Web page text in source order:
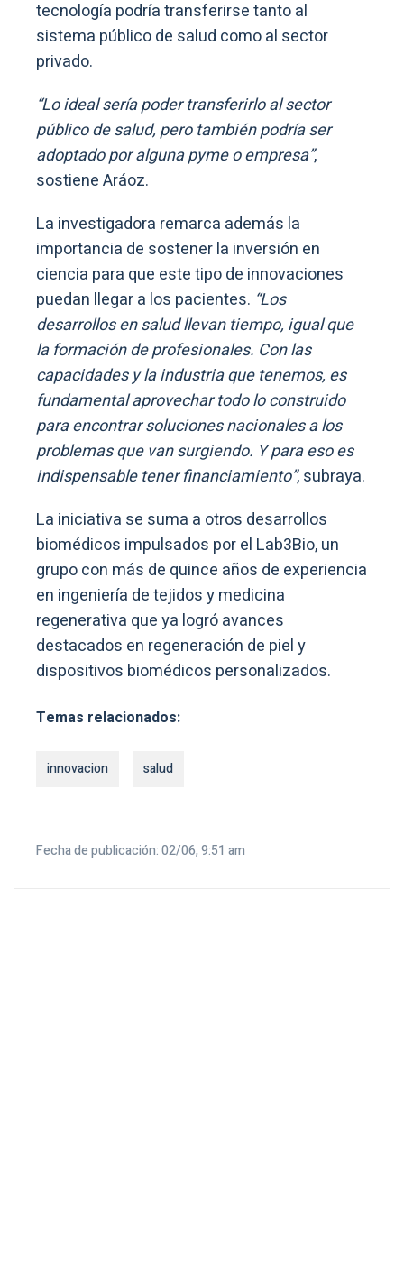
tecnología podría transferirse tanto al
sistema público de salud como al sector
privado.
“Lo ideal sería poder transferirlo al sector
público de salud, pero también podría ser
adoptado por alguna pyme o empresa”,
sostiene Aráoz.
La investigadora remarca además la
importancia de sostener la inversión en
ciencia para que este tipo de innovaciones
puedan llegar a los pacientes. “Los
desarrollos en salud llevan tiempo, igual que
la formación de profesionales. Con las
capacidades y la industria que tenemos, es
fundamental aprovechar todo lo construido
para encontrar soluciones nacionales a los
problemas que van surgiendo. Y para eso es
indispensable tener financiamiento”, subraya.
La iniciativa se suma a otros desarrollos
biomédicos impulsados por el Lab3Bio, un
grupo con más de quince años de experiencia
en ingeniería de tejidos y medicina
regenerativa que ya logró avances
destacados en regeneración de piel y
dispositivos biomédicos personalizados.
Temas relacionados:
innovacion salud
Fecha de publicación: 02/06, 9:51 am